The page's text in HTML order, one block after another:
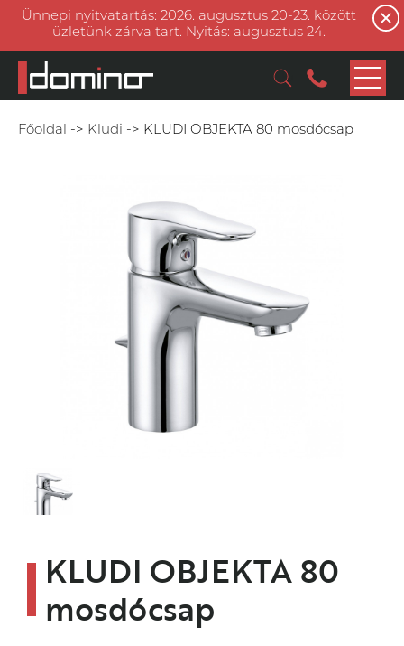
Ünnepi nyitvatartás: 2026. augusztus 20-23. között
üzletünk zárva tart. Nyitás: augusztus 24.
Főoldal -> Kludi -> KLUDI OBJEKTA 80 mosdócsap
KLUDI OBJEKTA 80
mosdócsap